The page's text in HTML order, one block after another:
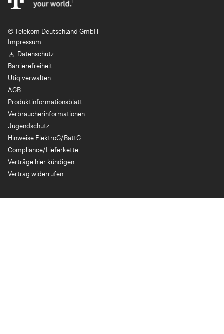
© Telekom Deutschland GmbH
Impressum
Datenschutz
Barrierefreiheit
Utiq verwalten
AGB
Produktinformationsblatt
Verbraucherinformationen
Jugendschutz
Hinweise ElektroG/BattG
Compliance/Lieferkette
Verträge hier kündigen
Vertrag widerrufen